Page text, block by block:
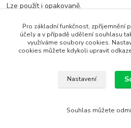
Lze použít i opakovaně.
Zboží zařazeno v kategoriích
Ubrusy a prostírání
Pro základní funkčnost, zpříjemnění
účely a v případě udělení souhlasu
využíváme soubory cookies.
cookies můžete kdykoli upravit
Nastavení
Souhlas můžete